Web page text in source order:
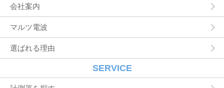
の代金などに関する情報を表示する目的
アドレスを利用する場合やユーザーに商品を送
名や住所などの連絡先情報を利用する目的
ユーザーの本人確認を行うために，氏名，生年
月日，住所，電話番号，銀行口座番号，クレジ
会社案内
マルツ電波
選ばれる理由
SERVICE